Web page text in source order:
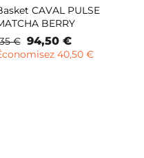
CAVAL PULSE
BERRY
€ Prix
remisé
94,50 €
40,50 €